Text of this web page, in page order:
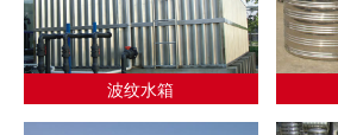
波纹水箱